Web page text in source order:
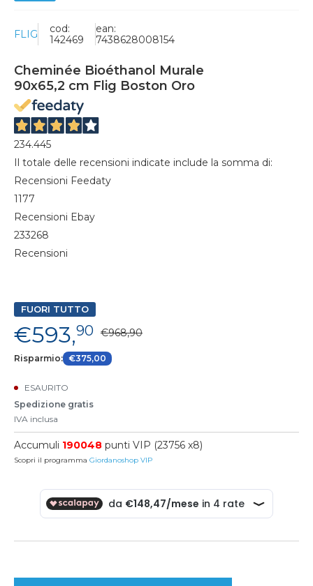
FLIG
cod:
142469
ean:
7438628008154
Cheminée Bioéthanol Murale
90x65,2 cm Flig Boston Oro
234.445
Il totale delle recensioni indicate include la somma di:
Recensioni Feedaty
1177
Recensioni Ebay
233268
Recensioni
FUORI TUTTO
€593,90 €968,90
Risparmio: €375,00
ESAURITO
Spedizione gratis
IVA inclusa
Accumuli 190048 punti VIP (23756 x8)
Scopri il programma Giordanoshop VIP